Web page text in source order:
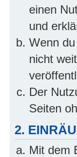
einen
und
Wenn
nicht
Der
Seiten
2.
Mit dem